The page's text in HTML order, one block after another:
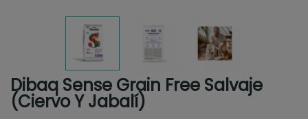
Dibaq Sense Grain Free Salvaje
(Ciervo Y Jabalí)